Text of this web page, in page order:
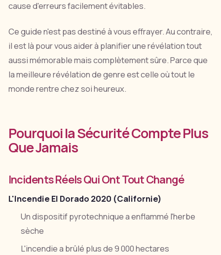
cause d'erreurs facilement évitables.
Ce guide n'est pas destiné à vous effrayer. Au contraire,
il est là pour vous aider à planifier une révélation tout
aussi mémorable mais complètement sûre. Parce que
la meilleure révélation de genre est celle où tout le
monde rentre chez soi heureux.
Pourquoi la Sécurité Compte Plus
Que Jamais
Incidents Réels Qui Ont Tout Changé
L'Incendie El Dorado 2020 (Californie)
Un dispositif pyrotechnique a enflammé l'herbe
sèche
L'incendie a brûlé plus de 9 000 hectares